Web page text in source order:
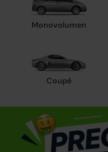
Monovolumen
Coupé